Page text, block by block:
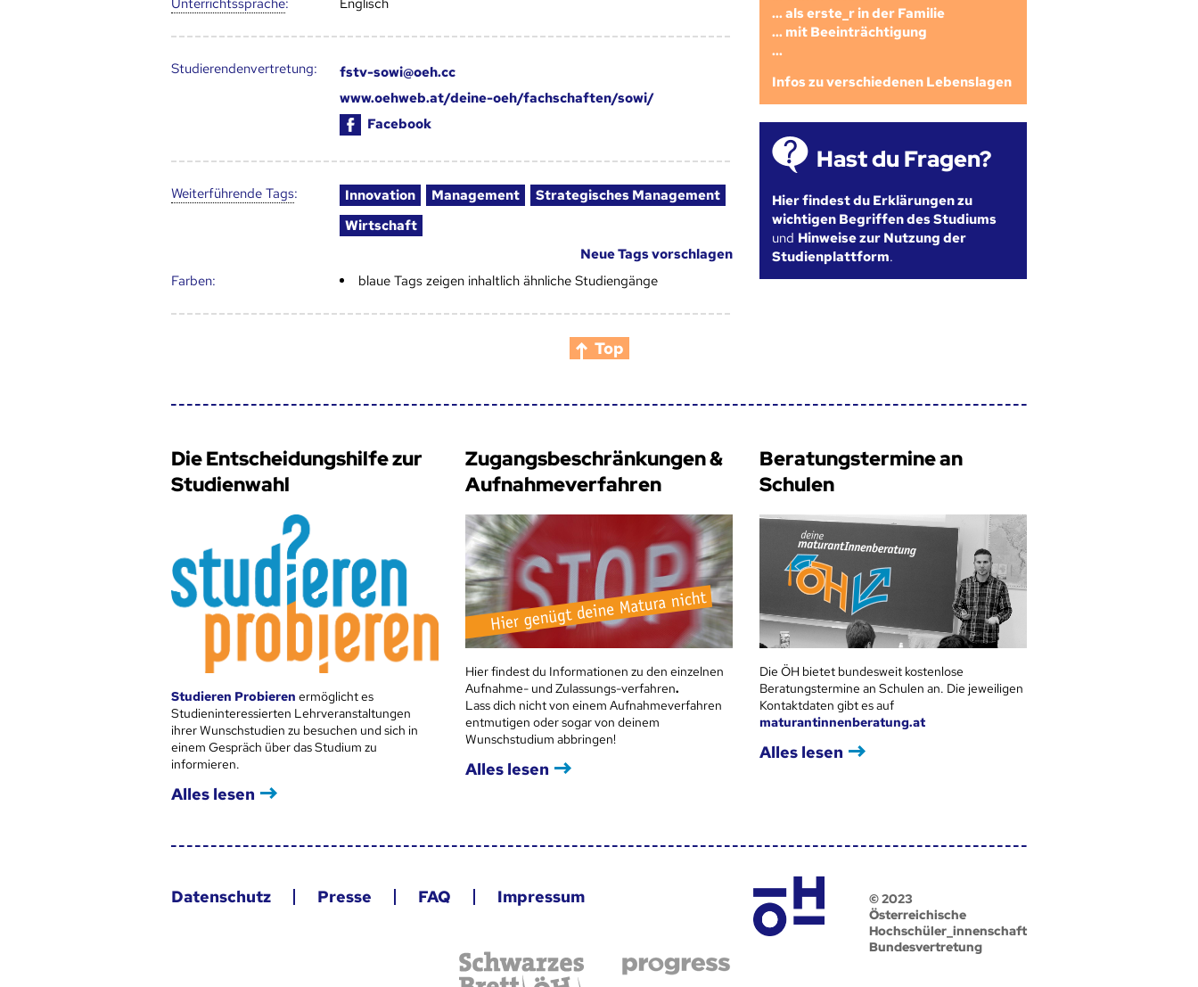
Unter­richts­sprache: Englisch
Studierendenvertretung:
fstv-sowi@oeh.cc
www.oehweb.at/deine-oeh/fachschaften/sowi/
Facebook
Weiter­führende Tags: Innovation Management
Strategisches Management
Wirtschaft
Neue Tags vorschlagen
Farben:
blaue Tags zeigen inhaltlich ähnliche Studiengänge
... als erste_r in der Familie
... mit Beeinträchtigung
...
Infos zu verschiedenen Lebenslagen
Hast du Fragen?
Hier findest du Erklärungen zu
wichtigen Begriffen des Studiums
und Hinweise zur Nutzung der
Studienplattform.
Top
Die Entscheidungshilfe zur
Studienwahl
Studieren Probieren ermöglicht es
Studieninteressierten Lehrveranstaltungen
ihrer Wunschstudien zu besuchen und sich in
einem Gespräch über das Studium zu
informieren.
Alles lesen
Zugangsbeschränkungen &
Aufnahmeverfahren
Hier findest du Informationen zu den einzelnen
Aufnahme- und Zulassungs-verfahren.
Lass dich nicht von einem Aufnahmeverfahren
entmutigen oder sogar von deinem
Wunschstudium abbringen!
Alles lesen
Beratungstermine an
Schulen
Die ÖH bietet bundesweit kostenlose
Beratungstermine an Schulen an. Die jeweiligen
Kontaktdaten gibt es auf
maturantinnenberatung.at
Alles lesen
Datenschutz Presse FAQ Impressum
© 2023
Österreichische
Hochschüler_innenschaft
Bundesvertretung